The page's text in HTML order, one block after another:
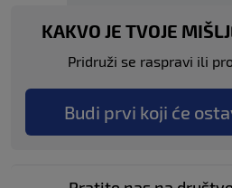
KAKVO JE TVOJE
Pridruži se raspravi ili
Budi prvi koji će